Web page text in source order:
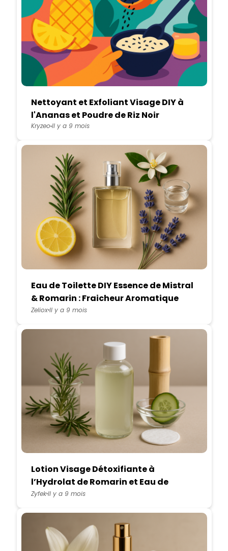
Nettoyant et Exfoliant Visage DIY à
l'Ananas et Poudre de Riz Noir
KryzeoIl y a 9 mois
Eau de Toilette DIY Essence de Mistral
& Romarin : Fraicheur Aromatique
Méditerranéenne
ZelioxIl y a 9 mois
Lotion Visage Détoxifiante à
l’Hydrolat de Romarin et Eau de
Bambou
ZyfekIl y a 9 mois